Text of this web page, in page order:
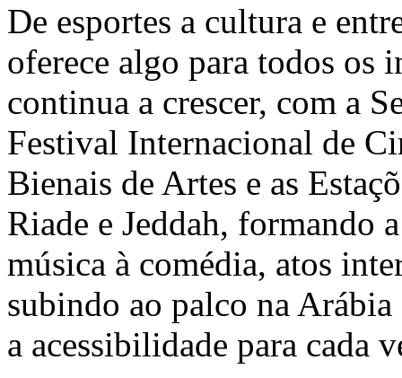
De esportes a cultura e
oferece algo para todos os
continua a crescer, com a
Festival Internacional de
Bienais de Artes e as
Riade e Jeddah, formando
música à comédia, atos
subindo ao palco na
a acessibilidade para cada